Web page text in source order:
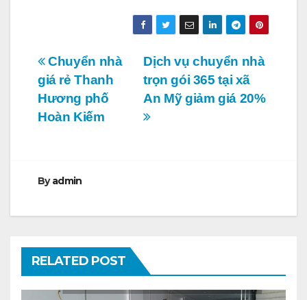
Điều
hướng
bài
Dịch vụ chuyển nhà
trọn gói 365 tại xã
An Mỹ giảm giá 20%
Chuyển nhà
giá rẻ Thanh
Hương phố
Hoàn Kiếm
Byadmin
RELATED POST